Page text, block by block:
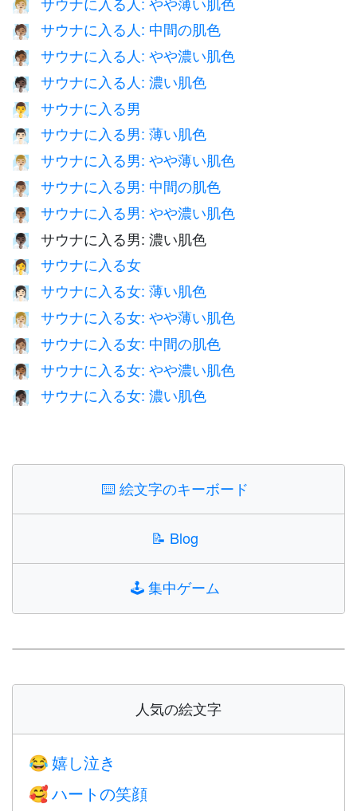
🧖🏼
🧖🏽 サウナに入る人: 中間の肌色
🧖🏾 サウナに入る人: やや濃い肌色
🧖🏿 サウナに入る人: 濃い肌色
🧖‍♂️ サウナに入る男
🧖🏻‍♂️ サウナに入る男: 薄い肌色
🧖🏼‍♂️ サウナに入る男: やや薄い肌色
🧖🏽‍♂️ サウナに入る男: 中間の肌色
🧖🏾‍♂️ サウナに入る男: やや濃い肌色
🧖🏿‍♂️ サウナに入る男: 濃い肌色
🧖‍♀️ サウナに入る女
🧖🏻‍♀️ サウナに入る女: 薄い肌色
🧖🏼‍♀️ サウナに入る女: やや薄い肌色
🧖🏽‍♀️ サウナに入る女: 中間の肌色
🧖🏾‍♀️ サウナに入る女: やや濃い肌色
🧖🏿‍♀️ サウナに入る女: 濃い肌色
⌨️絵文字のキーボード
📝 Blog
🕹️集中ゲーム
人気の絵文字
😂 嬉し泣き
🥰 ハートの笑顔